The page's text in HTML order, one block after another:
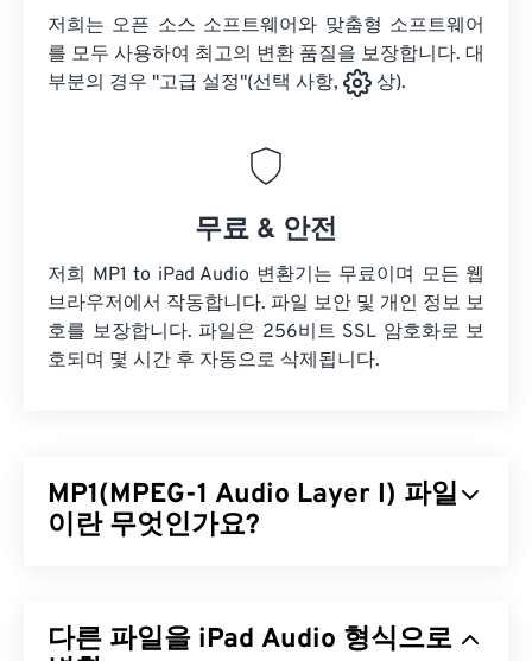
저희는 오픈 소스 소프트웨어와 맞춤형 소프트웨어
를 모두 사용하여 최고의 변환 품질을 보장합니다. 대
부분의 경우 "고급 설정"(선택 사항,
상).
무료 & 안전
저희 MP1 to iPad Audio 변환기는 무료이며 모든 웹
브라우저에서 작동합니다. 파일 보안 및 개인 정보 보
호를 보장합니다. 파일은 256비트 SSL 암호화로 보
호되며 몇 시간 후 자동으로 삭제됩니다.
MP1(MPEG-1 Audio Layer I) 파일
이란 무엇인가요?
부분 폐기되었지만 여전히 지원되고 있습니다. MP1
다른 파일을 iPad Audio 형식으로